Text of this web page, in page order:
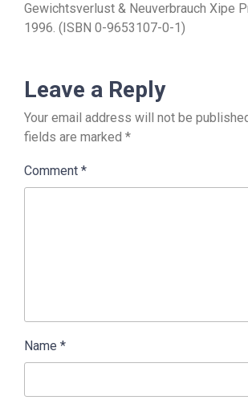
Gewichtsverlust & Neuverbrauch Xipe
1996. (ISBN 0-9653107-0-1)
Leave a Reply
Your email address will not be
fields are marked *
Comment *
Name *